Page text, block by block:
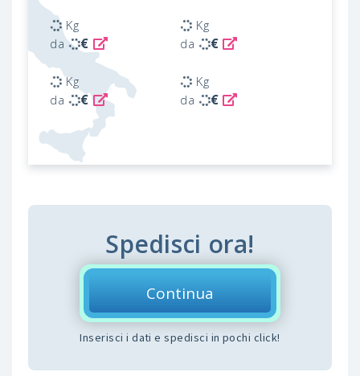
Kg
da
€
Kg
da
€
Kg
da
€
Kg
da
€
Spedisci ora!
Continua
Inserisci i dati e spedisci in pochi click!